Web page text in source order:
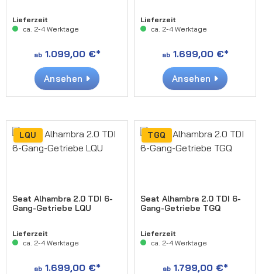
Lieferzeit
ca. 2-4 Werktage
ab1.099,00 €*
Ansehen
Lieferzeit
ca. 2-4 Werktage
ab1.699,00 €*
Ansehen
LQU
Seat Alhambra 2.0 TDI 6-
Gang-Getriebe LQU
Lieferzeit
ca. 2-4 Werktage
ab1.699,00 €*
TGQ
Seat Alhambra 2.0 TDI 6-
Gang-Getriebe TGQ
Lieferzeit
ca. 2-4 Werktage
ab1.799,00 €*